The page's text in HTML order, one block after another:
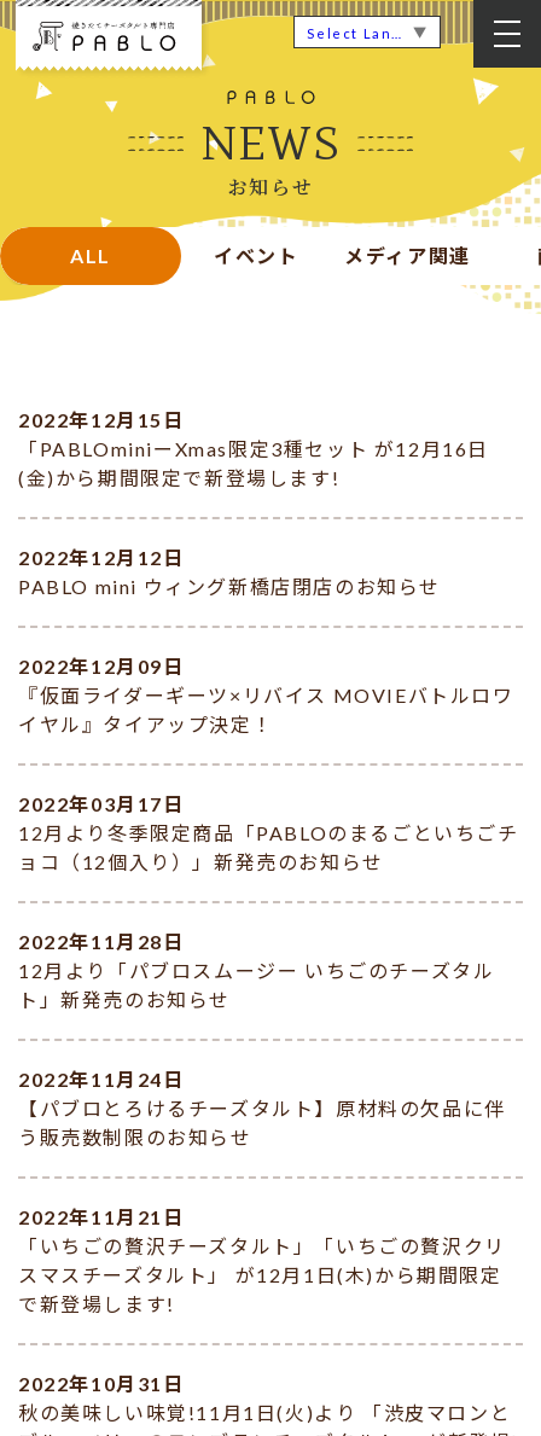
▼
NEWS
お知らせ
ALL イベント メディア関連
2022年12月15日
「PABLOminiーXmas限定3種セット が12月16日
(金)から期間限定で新登場します!
2022年12月12日
PABLO mini ウィング新橋店閉店のお知らせ
2022年12月09日
『仮面ライダーギーツ×リバイス MOVIEバトルロワ
イヤル』タイアップ決定！
2022年03月17日
12月より冬季限定商品「PABLOのまるごといちごチ
ョコ（12個入り）」新発売のお知らせ
2022年11月28日
12月より「パブロスムージー いちごのチーズタル
ト」新発売のお知らせ
2022年11月24日
【パブロとろけるチーズタルト】原材料の欠品に伴
う販売数制限のお知らせ
2022年11月21日
「いちごの贅沢チーズタルト」「いちごの贅沢クリ
スマスチーズタルト」 が12月1日(木)から期間限定
で新登場します!
2022年10月31日
秋の美味しい味覚!11月1日(火)より 「渋皮マロンと